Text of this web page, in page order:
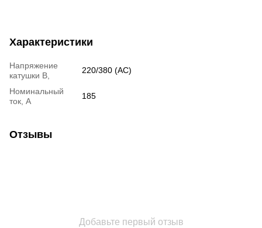
Характеристики
Напряжение
катушки В,
220/380 (АС)
Номинальный
ток, А
185
Отзывы
Добавьте первый отзыв